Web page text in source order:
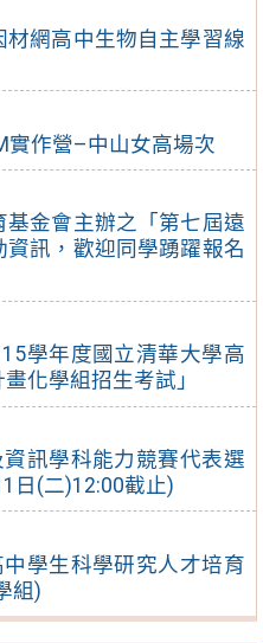
材網高中生物自主學習線
實作營–中山女高場次
金會主辦之「第七屆遠
訊，歡迎同學踴躍報名
學年度國立清華大學高
化學組招生考試」
資訊學科能力競賽代表選
日(二)12:00截止)
學生科學研究人才培育
組)